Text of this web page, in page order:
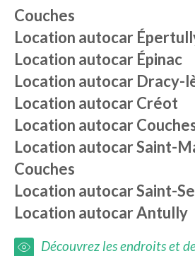
Couches
Location autocar
Location autocar Épinac
Location autocar Dracy-
Location autocarCréot
Location autocar
Location autocarSaint-
Couches
Location autocarSaint-
Location autocarAntully
Découvrez les endroits et